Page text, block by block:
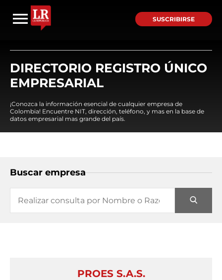
SUSCRIBIRSE
DIRECTORIO REGISTRO ÚNICO
EMPRESARIAL
¡Conozca la información esencial de cualquier empresa de
Colombia! Encuentre NIT, dirección, teléfono, y mas en la base de
datos empresarial mas grande del país.
Buscar empresa
PROES S.A.S.